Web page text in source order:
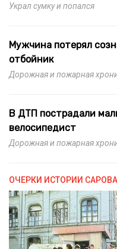
Украл сумку и попался
Мужчина потерял
отбойник
Дорожная и пожарная
В ДТП пострадали
велосипедист
Дорожная и пожарная
ОЧЕРКИ ИСТОРИИ САРОВА